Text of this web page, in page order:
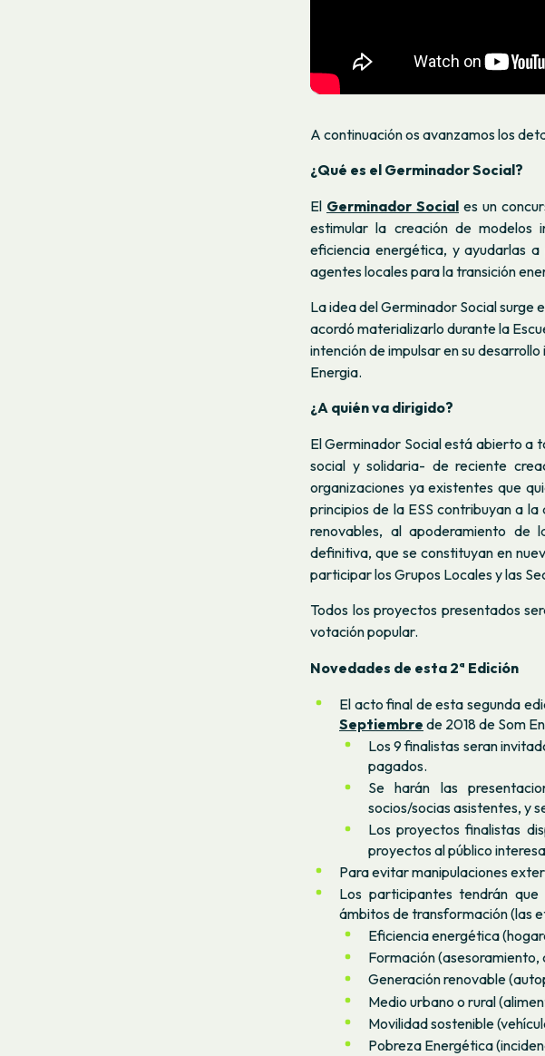
A continuación os avanzamos los
¿Qué es el Germinador Social?
El Germinador Social es un
estimular la creación de modelos
eficiencia energética, y ayudarlas
agentes locales para la transición
La idea del Germinador Social surge
acordó materializarlo durante la
intención de impulsar en su
Energia.
¿A quién va dirigido?
El Germinador Social está abierto a
social y solidaria- de reciente
organizaciones ya existentes que
principios de la ESS contribuyan a
renovables, al apoderamiento de
definitiva, que se constituyan en
participar los Grupos Locales y las
Todos los proyectos presentados
votación popular.
Novedades de esta 2ª Edición
El acto final de esta segunda
Septiembre de 2018 de Som
Los 9 finalistas seran
pagados.
Se harán las
socios/socias asistentes, y
Los proyectos finalistas
proyectos al público
Para evitar manipulaciones
Los participantes tendrán
ámbitos de transformación (las
Eficiencia energética
Formación
Generación renovable
Medio urbano o rural
Movilidad sostenible
Pobreza Energética